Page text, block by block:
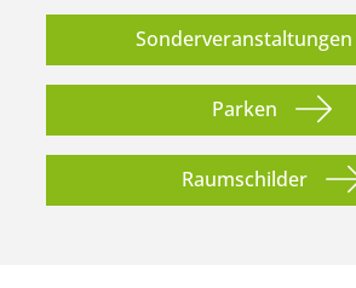
Sonderveranstaltungen
Parken
Raumschilder